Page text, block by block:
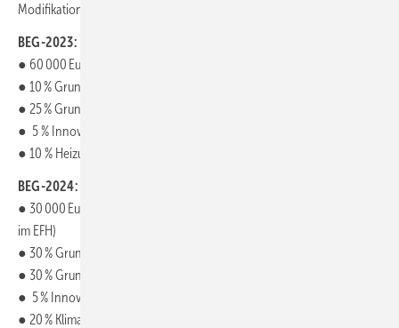
Modifikation „BEG-2024+14“.
BEG-2023:
● 60 000 Euro als Obergrenze der förderfähigen Kosten (im EFH)
● 10 % Grundförderung für Biomasse-Heizungen
● 25 % Grundförderung für Heizungs-Wärmepumpen
● 5 % Innovationsbonus (nur für Wärmepumpen)
● 10 % Heizungs-Tauschbonus
BEG-2024:
● 30 000 Euro als Obergrenze der förderfähigen Kosten (Selbstnutzer
im EFH)
● 30 % Grundförderung für Biomasse-Heizungen
● 30 % Grundförderung für Heizungs-Wärmepumpen
● 5 % Innovationsbonus (nur für Wärmepumpen)
● 20 % Klima-Geschwindigkeitsbonus (ab 2029 abschmelzend)